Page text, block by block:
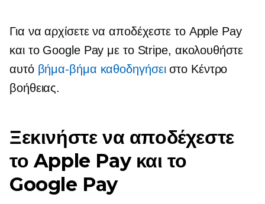
Για να αρχίσετε να αποδέχεστε το Apple Pay
και το Google Pay με το Stripe, ακολουθήστε
αυτό βήμα-βήμα καθοδηγήσειστο Κέντρο
βοήθειας.
Ξεκινήστε να αποδέχεστε
το Apple Pay και το
Google Pay